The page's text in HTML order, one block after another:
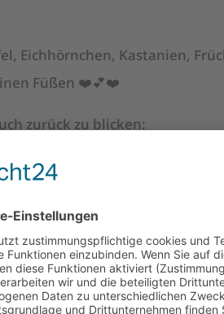
Eichhörnchen, Kastanien,
Füßen ❤️💕❤️
zurück zu blicken:
bisher verlaufen ist
und besondere Begegnungen
Sommersaison mit
Abende am Lagerfeuer
zu haben